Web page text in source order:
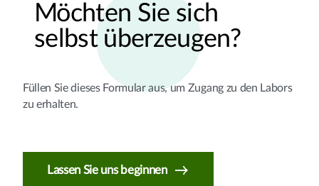
Möchten Sie sich
selbst überzeugen?
Füllen Sie dieses Formular aus, um Zugang zu den Labors
zu erhalten.
Lassen Sie uns beginnen